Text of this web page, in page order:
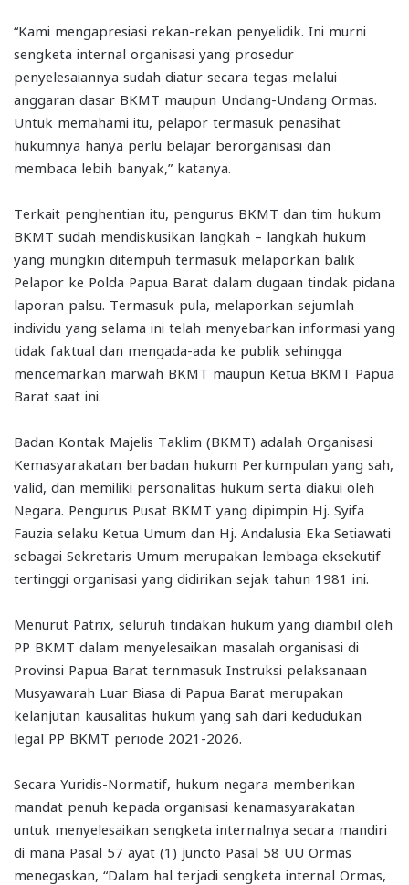
“Kami mengapresiasi rekan-rekan penyelidik. Ini murni
sengketa internal organisasi yang prosedur
penyelesaiannya sudah diatur secara tegas melalui
anggaran dasar BKMT maupun Undang-Undang Ormas.
Untuk memahami itu, pelapor termasuk penasihat
hukumnya hanya perlu belajar berorganisasi dan
membaca lebih banyak,” katanya.
Terkait penghentian itu, pengurus BKMT dan tim hukum
BKMT sudah mendiskusikan langkah – langkah hukum
yang mungkin ditempuh termasuk melaporkan balik
Pelapor ke Polda Papua Barat dalam dugaan tindak pidana
laporan palsu. Termasuk pula, melaporkan sejumlah
individu yang selama ini telah menyebarkan informasi yang
tidak faktual dan mengada-ada ke publik sehingga
mencemarkan marwah BKMT maupun Ketua BKMT Papua
Barat saat ini.
Badan Kontak Majelis Taklim (BKMT) adalah Organisasi
Kemasyarakatan berbadan hukum Perkumpulan yang sah,
valid, dan memiliki personalitas hukum serta diakui oleh
Negara. Pengurus Pusat BKMT yang dipimpin Hj. Syifa
Fauzia selaku Ketua Umum dan Hj. Andalusia Eka Setiawati
sebagai Sekretaris Umum merupakan lembaga eksekutif
tertinggi organisasi yang didirikan sejak tahun 1981 ini.
Menurut Patrix, seluruh tindakan hukum yang diambil oleh
PP BKMT dalam menyelesaikan masalah organisasi di
Provinsi Papua Barat ternmasuk Instruksi pelaksanaan
Musyawarah Luar Biasa di Papua Barat merupakan
kelanjutan kausalitas hukum yang sah dari kedudukan
legal PP BKMT periode 2021-2026.
Secara Yuridis-Normatif, hukum negara memberikan
mandat penuh kepada organisasi kenamasyarakatan
untuk menyelesaikan sengketa internalnya secara mandiri
di mana Pasal 57 ayat (1) juncto Pasal 58 UU Ormas
menegaskan, “Dalam hal terjadi sengketa internal Ormas,